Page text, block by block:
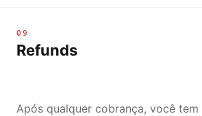
09
Refunds
Após qualquer cobrança, você tem